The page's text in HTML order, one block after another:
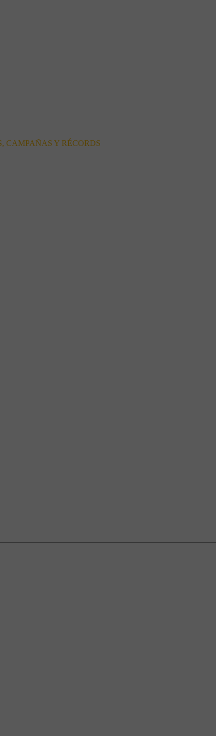
CAMPAÑAS Y RÉCORDS